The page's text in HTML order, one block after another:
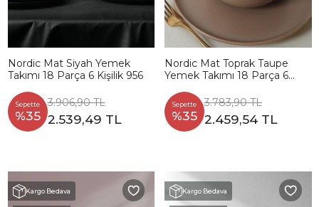
Nordic Mat Siyah Yemek
Takımı 18 Parça 6 Kişilik 956
Sepette
%35
3.906,90 TL
2.539,49 TL
Nordic Mat Toprak Taupe
Yemek Takımı 18 Parça 6
Sepette
%35
3.783,90 TL
2.459,54 TL
Kargo Bedava Kargo Bedava